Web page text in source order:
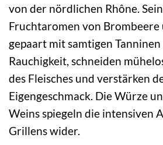
von der nördlichen Rhône.
Fruchtaromen von Brombeere
gepaart mit samtigen
Rauchigkeit, schneiden
des Fleisches und verstärken
Eigengeschmack. Die Würze
Weins spiegeln die intensiven
Grillens wider.